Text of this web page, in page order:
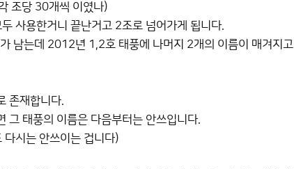
조당 30개씩 이였나)
사용한거니 끝난거고 2조로 넘어가게 됩니다.
남는데 2012년 1,2호 태풍에 나머지 2개의 이름이 매겨지고
존재합니다.
그 태풍의 이름은 다음부터는 안쓰입니다.
다시는 안쓰이는 겁니다)